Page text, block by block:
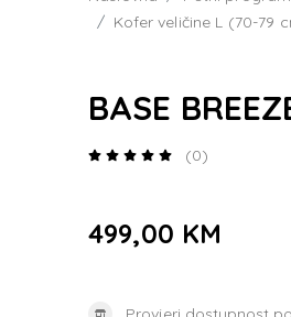
Kofer veličine L (70-79
BASE
(0)
499,00 KM